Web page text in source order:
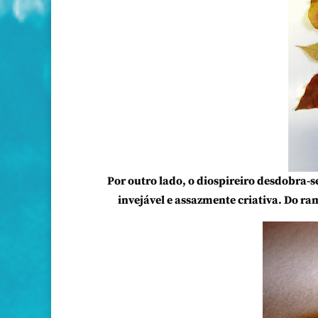
Por outro lado, o diospireiro desdobra-
invejável e assazmente criativa. Do